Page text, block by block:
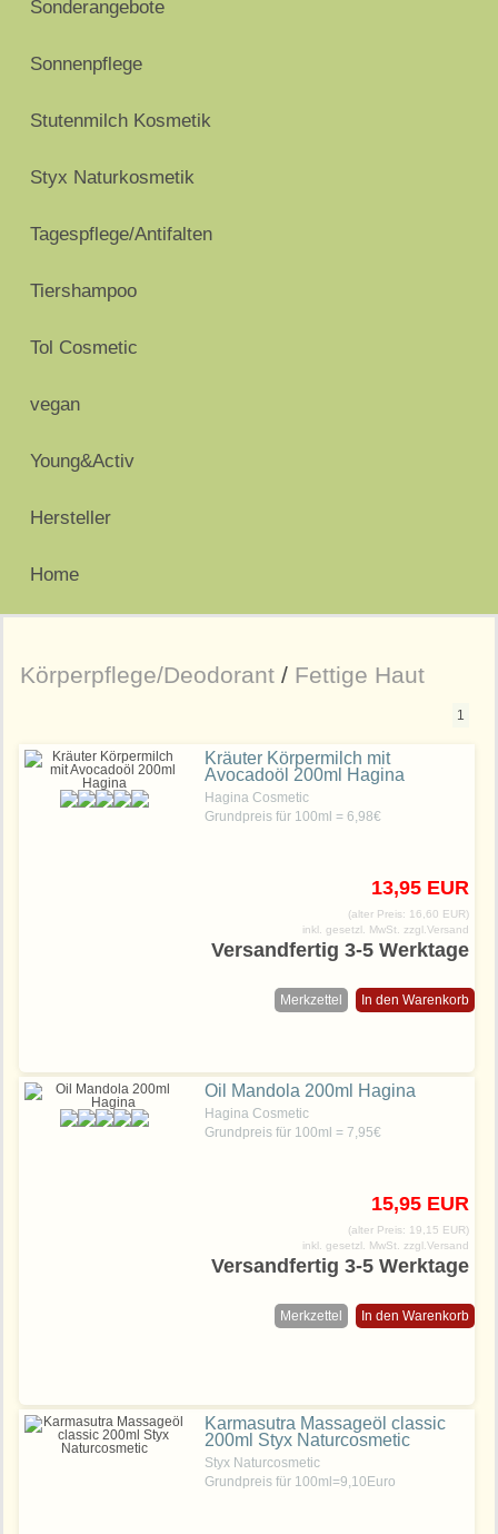
Sonderangebote
Sonnenpflege
Stutenmilch Kosmetik
Styx Naturkosmetik
Tagespflege/Antifalten
Tiershampoo
Tol Cosmetic
vegan
Young&Activ
Hersteller
Home
Körperpflege/Deodorant / Fettige Haut
1
Kräuter Körpermilch mit
Avocadoöl 200ml Hagina
Hagina Cosmetic
Grundpreis für 100ml = 6,98€
13,95 EUR
(alter Preis: 16,60 EUR)
inkl. gesetzl. MwSt.
zzgl.Versand
Versandfertig 3-5 Werktage
In den Warenkorb
Merkzettel
Oil Mandola 200ml Hagina
Hagina Cosmetic
Grundpreis für 100ml = 7,95€
15,95 EUR
(alter Preis: 19,15 EUR)
inkl. gesetzl. MwSt. zzgl.Versand
Versandfertig 3-5 Werktage
In den Warenkorb
Merkzettel
Karmasutra Massageöl classic
200ml Styx Naturcosmetic
Styx Naturcosmetic
Grundpreis für 100ml=9,10Euro